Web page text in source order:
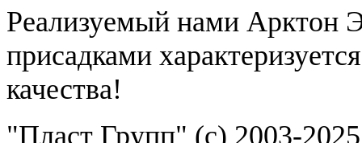
Реализуемый нами Арктон
присадками
качества!
"Пласт Групп" (c) 2003-